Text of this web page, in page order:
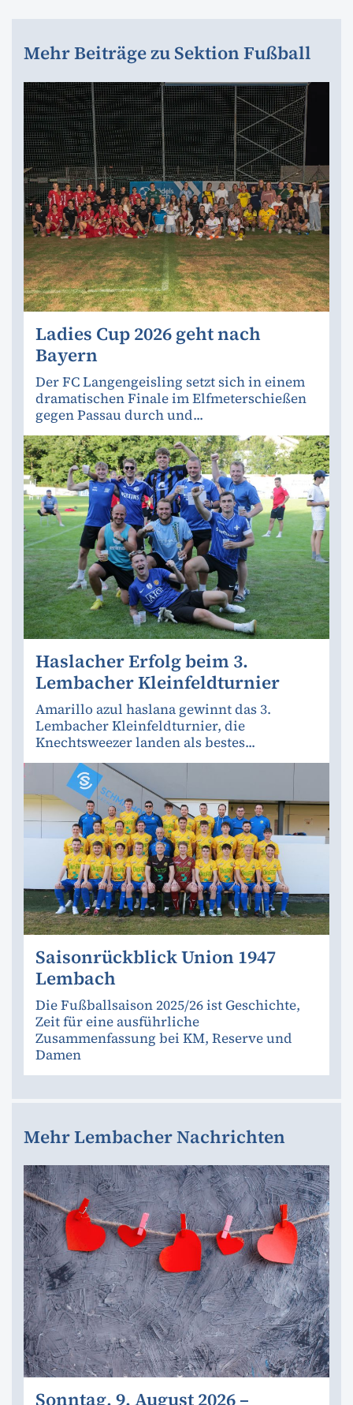
Mehr Beiträge zu Sektion Fußball
Ladies Cup 2026 geht nach
Bayern
Der FC Langengeisling setzt sich in einem
dramatischen Finale im Elfmeterschießen
gegen Passau durch und...
Haslacher Erfolg beim 3.
Lembacher Kleinfeldturnier
Amarillo azul haslana gewinnt das 3.
Lembacher Kleinfeldturnier, die
Knechtsweezer landen als bestes...
Saisonrückblick Union 1947
Lembach
Die Fußballsaison 2025/26 ist Geschichte,
Zeit für eine ausführliche
Zusammenfassung bei KM, Reserve und
Damen
Mehr Lembacher Nachrichten
Sonntag, 9. August 2026 –